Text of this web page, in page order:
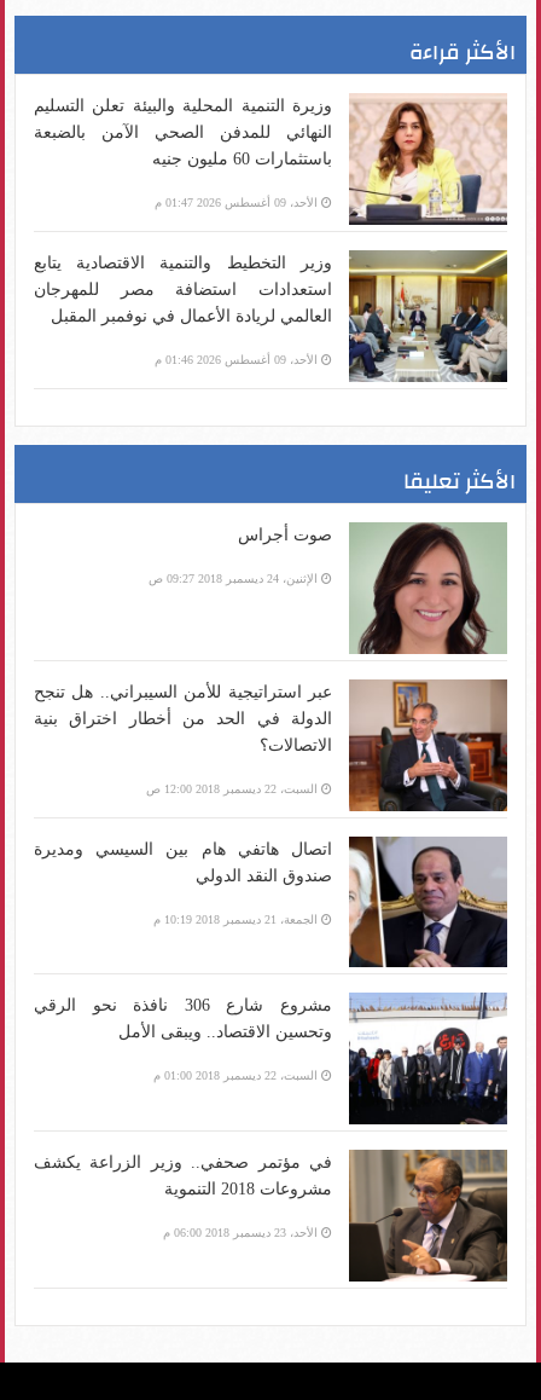
الأكثر قراءة
وزيرة التنمية المحلية والبيئة تعلن التسليم
النهائي للمدفن الصحي الآمن بالضبعة
باستثمارات 60 مليون جنيه
الأحد، 09 أغسطس 2026 01:47 م
وزير التخطيط والتنمية الاقتصادية يتابع
استعدادات استضافة مصر للمهرجان
العالمي لريادة الأعمال في نوفمبر المقبل
الأحد، 09 أغسطس 2026 01:46 م
الأكثر تعليقا
صوت أجراس
الإثنين، 24 ديسمبر 2018 09:27 ص
عبر استراتيجية للأمن السيبراني.. هل تنجح
الدولة في الحد من أخطار اختراق بنية
الاتصالات؟
السبت، 22 ديسمبر 2018 12:00 ص
اتصال هاتفي هام بين السيسي ومديرة
صندوق النقد الدولي
الجمعة، 21 ديسمبر 2018 10:19 م
مشروع شارع 306 نافذة نحو الرقي
وتحسين الاقتصاد.. ويبقى الأمل
السبت، 22 ديسمبر 2018 01:00 م
في مؤتمر صحفي.. وزير الزراعة يكشف
مشروعات 2018 التنموية
الأحد، 23 ديسمبر 2018 06:00 م